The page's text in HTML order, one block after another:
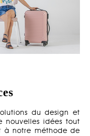
du design et
idées tout
à notre méthode de